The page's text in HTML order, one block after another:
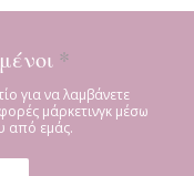
*
για να λαμβάνετε
μάρκετινγκ μέσω
από εμάς.